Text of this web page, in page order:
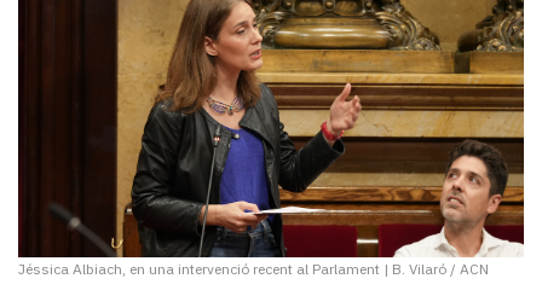
Jéssica Albiach, en una intervenció recent al Parlament | B. Vilaró / ACN